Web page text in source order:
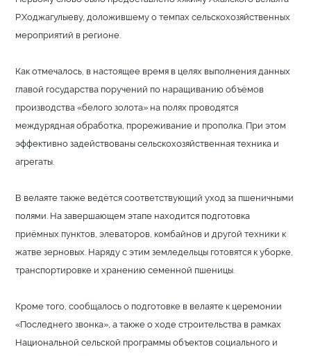
Р.Ходжагулыеву, доложившему о темпах сельскохозяйственных
мероприятий в регионе.
Как отмечалось, в настоящее время в целях выполнения данных
главой государства поручений по наращиванию объёмов
производства «белого золота» на полях проводятся
междурядная обработка, прореживание и прополка. При этом
эффективно задействованы сельскохозяйственная техника и
агрегаты.
В велаяте также ведётся соответствующий уход за пшеничными
полями. На завершающем этапе находится подготовка
приёмных пунктов, элеваторов, комбайнов и другой техники к
жатве зерновых. Наряду с этим земледельцы готовятся к уборке,
транспортировке и хранению семенной пшеницы.
Кроме того, сообщалось о подготовке в велаяте к церемонии
«Последнего звонка», а также о ходе строительства в рамках
Национальной сельской программы объектов социального и